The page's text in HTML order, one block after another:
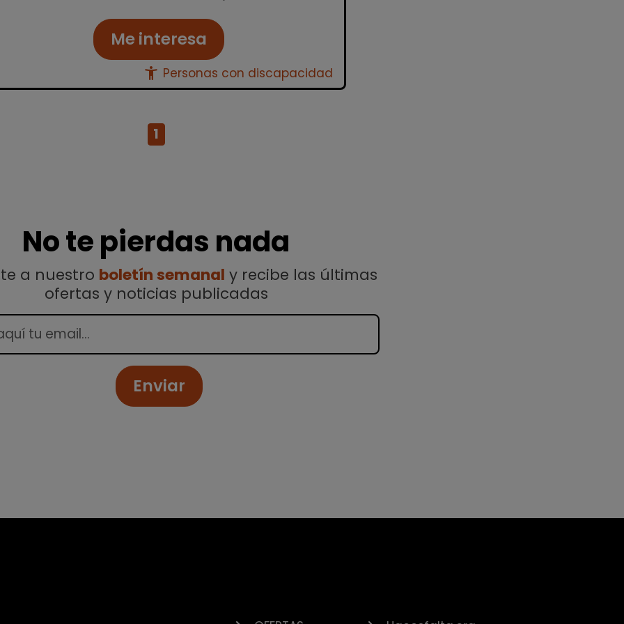
Me interesa
accessibility_new Personas con discapacidad
1
No te pierdas nada
a nuestro boletín semanal y recibe las últimas
ofertas y noticias publicadas
Enviar